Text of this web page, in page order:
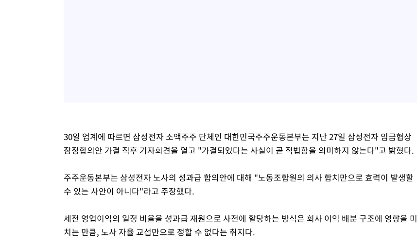
30일 업계에 따르면 삼성전자 소액주주 단체인 대한민국주주운동본부는 지난 27일 삼성전자 임금협상
잠정합의안 가결 직후 기자회견을 열고 "가결되었다는 사실이 곧 적법함을 의미하지 않는다"고 밝혔다.
주주운동본부는 삼성전자 노사의 성과급 합의안에 대해 "노동조합원의 의사 합치만으로 효력이 발생할
수 있는 사안이 아니다"라고 주장했다.
세전 영업이익의 일정 비율을 성과급 재원으로 사전에 할당하는 방식은 회사 이익 배분 구조에 영향을 미
치는 만큼, 노사 자율 교섭만으로 정할 수 없다는 취지다.